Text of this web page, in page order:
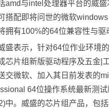
amd与intel处理器平台的威
搭配即将问世的微软
拥有100%的64位兼容性与驱
表示，针对64位作业环境的
芯片组新版驱动程序及五金|
交微软、加入其日前发表的
64位操作系统最新测
中。威盛的芯片组产品，包